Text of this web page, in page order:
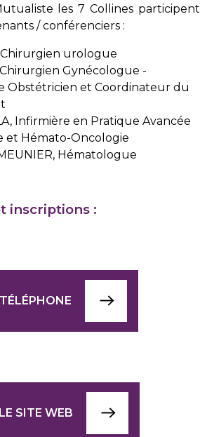
les 7 Collines participent
/ conférenciers :
Chirurgien urologue
Gynécologue -
Obstétricien et Coordinateur du
Infirmière en Pratique Avancée
et Hémato-Oncologie
Hématologue
inscriptions :
SITE WEB